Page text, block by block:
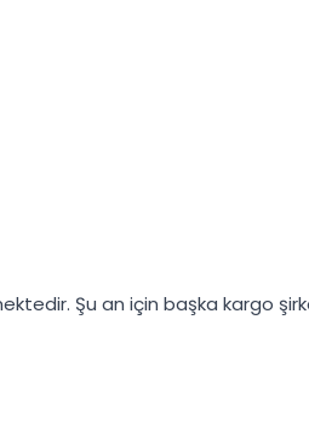
Şu an için başka kargo